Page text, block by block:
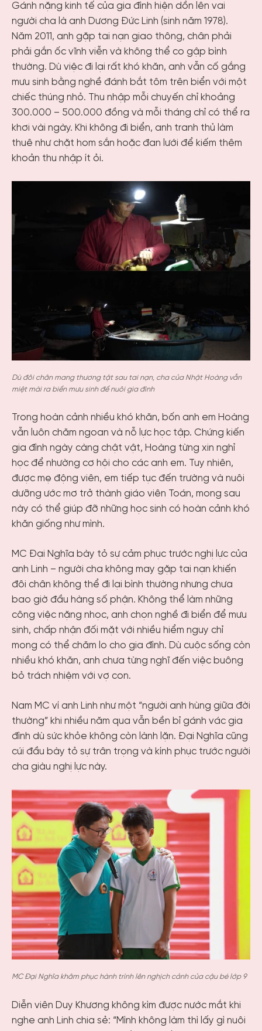
Gánh nặng kinh tế của gia đình hiện dồn lên vai
người cha là anh Dương Đức Linh (sinh năm 1978).
Năm 2011, anh gặp tai nạn giao thông, chân phải
phải gắn ốc vĩnh viễn và không thể co gập bình
thường. Dù việc đi lại rất khó khăn, anh vẫn cố gắng
mưu sinh bằng nghề đánh bắt tôm trên biển với một
chiếc thúng nhỏ. Thu nhập mỗi chuyến chỉ khoảng
300.000 – 500.000 đồng và mỗi tháng chỉ có thể ra
khơi vài ngày. Khi không đi biển, anh tranh thủ làm
thuê như chặt hom sắn hoặc đan lưới để kiếm thêm
khoản thu nhập ít ỏi.
Dù đôi chân mang thương tật sau tai nạn, cha của Nhật Hoàng vẫn
miệt mài ra biển mưu sinh để nuôi gia đình
Trong hoàn cảnh nhiều khó khăn, bốn anh em Hoàng
vẫn luôn chăm ngoan và nỗ lực học tập. Chứng kiến
gia đình ngày càng chật vật, Hoàng từng xin nghỉ
học để nhường cơ hội cho các anh em. Tuy nhiên,
được mẹ động viên, em tiếp tục đến trường và nuôi
dưỡng ước mơ trở thành giáo viên Toán, mong sau
này có thể giúp đỡ những học sinh có hoàn cảnh khó
khăn giống như mình.
MC Đại Nghĩa bày tỏ sự cảm phục trước nghị lực của
anh Linh – người cha không may gặp tai nạn khiến
đôi chân không thể đi lại bình thường nhưng chưa
bao giờ đầu hàng số phận. Không thể làm những
công việc nặng nhọc, anh chọn nghề đi biển để mưu
sinh, chấp nhận đối mặt với nhiều hiểm nguy chỉ
mong có thể chăm lo cho gia đình. Dù cuộc sống còn
nhiều khó khăn, anh chưa từng nghĩ đến việc buông
bỏ trách nhiệm với vợ con.
Nam MC ví anh Linh như một “người anh hùng giữa đời
thường” khi nhiều năm qua vẫn bền bỉ gánh vác gia
đình dù sức khỏe không còn lành lặn. Đại Nghĩa cũng
cúi đầu bày tỏ sự trân trọng và kính phục trước người
cha giàu nghị lực này.
MC Đại Nghĩa khâm phục hành trình lên nghịch cảnh của cậu bé lớp 9
Diễn viên Duy Khương không kìm được nước mắt khi
nghe anh Linh chia sẻ: “Mình không làm thì lấy gì nuôi